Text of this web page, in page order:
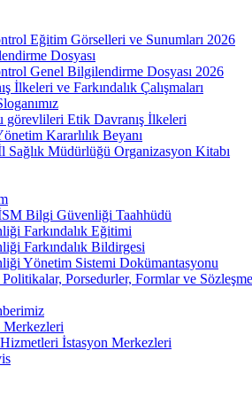
Eğitim Görselleri ve Sunumları 2026
Dosyası
Genel Bilgilendirme Dosyası 2026
İlkeleri ve Farkındalık Çalışmaları
görevlileri Etik Davranış İlkeleri
Kararlılık Beyanı
Sağlık Müdürlüğü Organizasyon Kitabı
Bilgi Güvenliği Taahhüdü
Farkındalık Eğitimi
Farkındalık Bildirgesi
Yönetim Sistemi Dokümantasyonu
Porsedurler, Formlar ve
Merkezleri
İstasyon Merkezleri